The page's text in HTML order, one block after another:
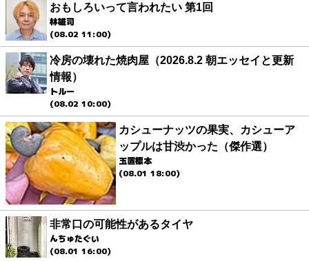
おもしろいって言われたい 第1回
林雄司
(08.02 11:00)
冷房の壊れた焼肉屋（2026.8.2 朝エッセイと更新
情報）
トルー
(08.02 10:00)
カシューナッツの果実、カシューア
ップルは甘渋かった（傑作選）
玉置標本
(08.01 18:00)
非常口の可能性があるタイヤ
んちゅたぐい
(08.01 16:00)